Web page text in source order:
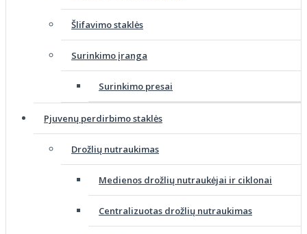
Šlifavimo staklės
Surinkimo įranga
Surinkimo presai
Pjuvenų perdirbimo staklės
Drožlių nutraukimas
Medienos drožlių nutraukėjai ir ciklonai
Centralizuotas drožlių nutraukimas